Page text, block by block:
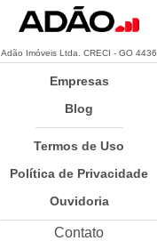
Adão Imóveis Ltda. CRECI - GO 4436
Empresas
Blog
Termos de Uso
Política de Privacidade
Ouvidoria
Contato